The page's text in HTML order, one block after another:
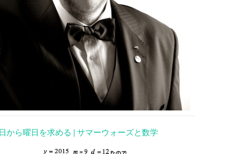
から曜日を求める | サマーウォーズと数学